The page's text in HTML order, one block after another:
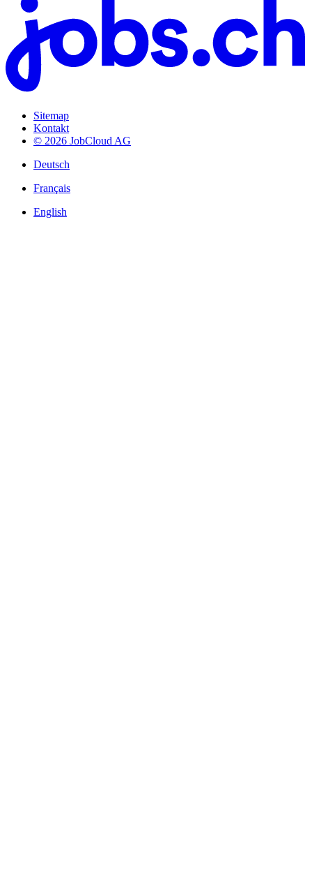
Sitemap
Kontakt
© 2026 JobCloud AG
Deutsch
Français
English